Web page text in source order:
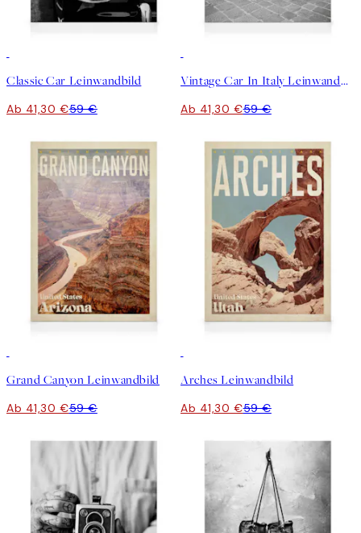
Classic Car Leinwandbild
Ab 41,30 €59 €
Vintage Car In Italy Leinwandbild
Ab 41,30 €59 €
Grand Canyon Leinwandbild
Ab 41,30 €59 €
Arches Leinwandbild
Ab 41,30 €59 €